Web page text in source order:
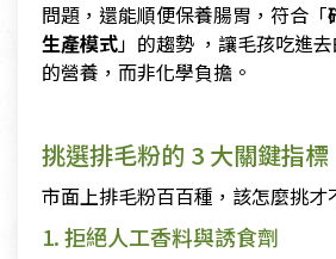
問題，還能順便保養腸胃，符合「
生產模式」的趨勢 ，讓毛孩吃進
的營養，而非化學負擔。
挑選排毛粉的 3 大關鍵指標
市面上排毛粉百百種，該怎麼挑才
1. 拒絕人工香料與誘食劑